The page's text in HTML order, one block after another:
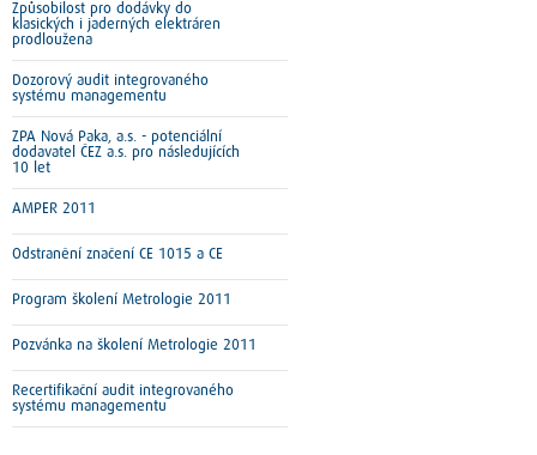
Způsobilost pro dodávky do
klasických i jaderných elektráren
prodloužena
Dozorový audit integrovaného
systému managementu
ZPA Nová Paka, a.s. - potenciální
dodavatel ČEZ a.s. pro následujících
10 let
AMPER 2011
Odstranění značení CE 1015 a CE
Program školení Metrologie 2011
Pozvánka na školení Metrologie 2011
Recertifikační audit integrovaného
systému managementu